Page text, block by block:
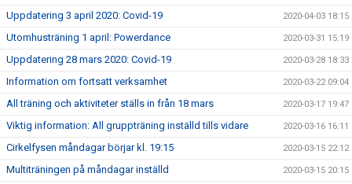
Uppdatering 3 april 2020: Covid-19 2020-04-03 18:15
Utomhusträning 1 april: Powerdance 2020-03-31 15:19
Uppdatering 28 mars 2020: Covid-19 2020-03-28 18:33
Information om fortsatt verksamhet 2020-03-22 09:04
All träning och aktiviteter ställs in från 18 mars 2020-03-17 19:47
Viktig information: All gruppträning inställd tills vidare 2020-03-16 16:11
Cirkelfysen måndagar börjar kl. 19:15 2020-03-15 22:12
Multiträningen på måndagar inställd 2020-03-15 20:15